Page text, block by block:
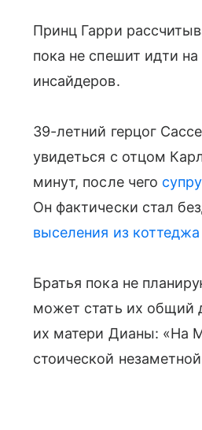
Принц Гарри
пока не спешит идти
инсайдеров.
39-летний герцог
увидеться с отцом
минут, после чего
Он фактически стал
выселения из
Братья пока не
может стать их общий
их матери Дианы: «На
стоической